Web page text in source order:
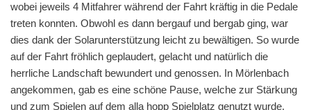
wobei jeweils 4 Mitfahrer während der Fahrt kräftig in die Pedale
treten konnten. Obwohl es dann bergauf und bergab ging, war
dies dank der Solarunterstützung leicht zu bewältigen. So wurde
auf der Fahrt fröhlich geplaudert, gelacht und natürlich die
herrliche Landschaft bewundert und genossen. In Mörlenbach
angekommen, gab es eine schöne Pause, welche zur Stärkung
und zum Spielen auf dem alla hopp Spielplatz genutzt wurde.